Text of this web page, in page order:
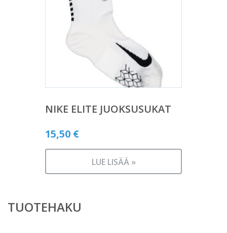
NIKE ELITE JUOKSUSUKAT
15,50 €
LUE LISÄÄ »
TUOTEHAKU